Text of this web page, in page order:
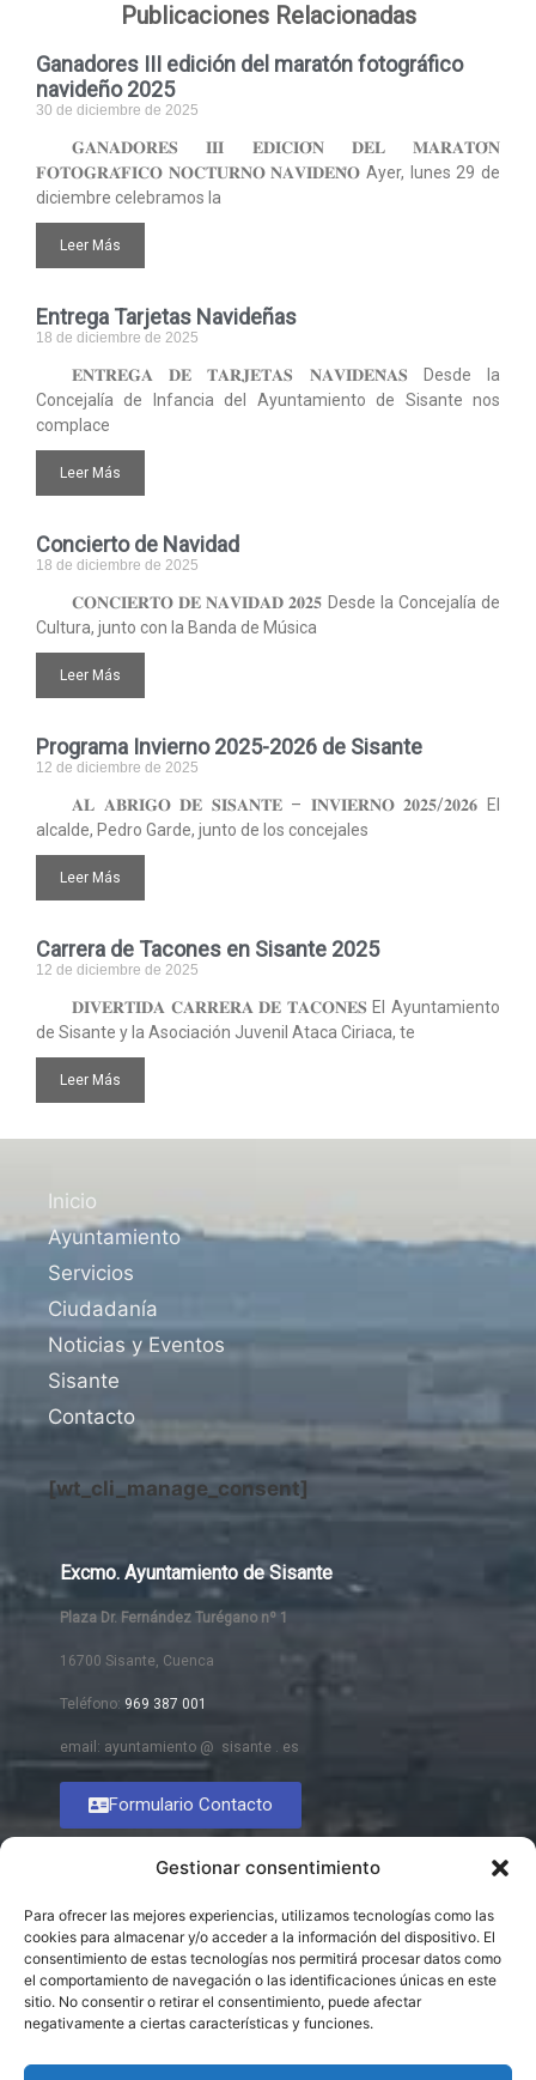
Gestionar consentimiento
Para ofrecer las mejores experiencias, utilizamos tecnologías como las
cookies para almacenar y/o acceder a la información del dispositivo. El
consentimiento de estas tecnologías nos permitirá procesar datos como
el comportamiento de navegación o las identificaciones únicas en este
sitio. No consentir o retirar el consentimiento, puede afectar
negativamente a ciertas características y funciones.
Publicaciones Relacionadas
Ganadores III edición del maratón fotográfico
navideño 2025
30 de diciembre de 2025
𝐆𝐀𝐍𝐀𝐃𝐎𝐑𝐄𝐒 𝐈𝐈𝐈 𝐄𝐃𝐈𝐂𝐈𝐎́𝐍 𝐃𝐄𝐋 𝐌𝐀𝐑𝐀𝐓𝐎́𝐍
𝐅𝐎𝐓𝐎𝐆𝐑𝐀́𝐅𝐈𝐂𝐎 𝐍𝐎𝐂𝐓𝐔𝐑𝐍𝐎 𝐍𝐀𝐕𝐈𝐃𝐄𝐍̃𝐎 Ayer, lunes 29 de
diciembre celebramos la
Leer Más
Entrega Tarjetas Navideñas
18 de diciembre de 2025
𝐄𝐍𝐓𝐑𝐄𝐆𝐀 𝐃𝐄 𝐓𝐀𝐑𝐉𝐄𝐓𝐀𝐒 𝐍𝐀𝐕𝐈𝐃𝐄𝐍̃𝐀𝐒 Desde la
Concejalía de Infancia del Ayuntamiento de Sisante nos
complace
Leer Más
Concierto de Navidad
18 de diciembre de 2025
𝐂𝐎𝐍𝐂𝐈𝐄𝐑𝐓𝐎 𝐃𝐄 𝐍𝐀𝐕𝐈𝐃𝐀𝐃 𝟐𝟎𝟐𝟓 Desde la Concejalía de
Cultura, junto con la Banda de Música
Leer Más
Programa Invierno 2025-2026 de Sisante
12 de diciembre de 2025
𝐀𝐋 𝐀𝐁𝐑𝐈𝐆𝐎 𝐃𝐄 𝐒𝐈𝐒𝐀𝐍𝐓𝐄 – 𝐈𝐍𝐕𝐈𝐄𝐑𝐍𝐎 𝟐𝟎𝟐𝟓/𝟐𝟎𝟐𝟔 El
alcalde, Pedro Garde, junto de los concejales
Leer Más
Carrera de Tacones en Sisante 2025
12 de diciembre de 2025
𝐃𝐈𝐕𝐄𝐑𝐓𝐈𝐃𝐀 𝐂𝐀𝐑𝐑𝐄𝐑𝐀 𝐃𝐄 𝐓𝐀𝐂𝐎𝐍𝐄𝐒 El Ayuntamiento
de Sisante y la Asociación Juvenil Ataca Ciriaca, te
Leer Más
Inicio
Ayuntamiento
Servicios
Ciudadanía
Noticias y Eventos
Sisante
Contacto
[wt_cli_manage_consent]
Excmo. Ayuntamiento de Sisante
Plaza Dr. Fernández Turégano nº 1
16700 Sisante, Cuenca
Teléfono: 969 387 001
email: ayuntamiento @ sisante . es
Formulario Contacto